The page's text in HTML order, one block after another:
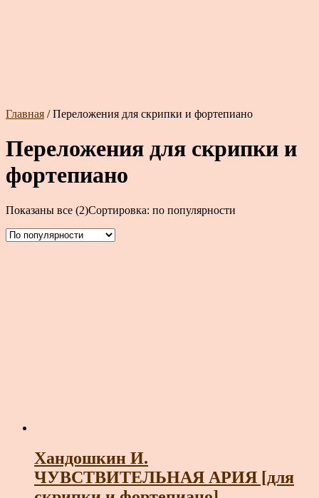
Главная / Переложения для скрипки и фортепиано
Переложения для скрипки и
фортепиано
Показаны все (2)Сортировка: по популярности
Хандошкин И.
ЧУВСТВИТЕЛЬНАЯ АРИЯ [для